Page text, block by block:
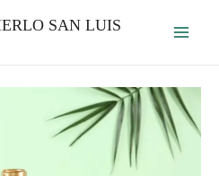
SAN LUIS